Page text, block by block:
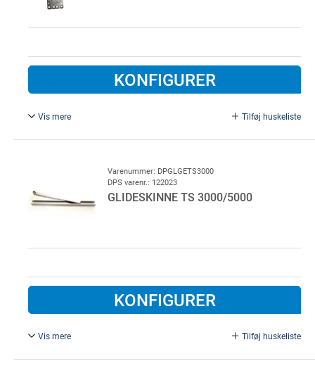
KONFIGURER
Vis mere Tilføj huskeliste
Varenummer: DPGLGETS3000
DPS varenr.: 122023
GLIDESKINNE TS 3000/5000
KONFIGURER
Vis mere Tilføj huskeliste
Glideskinne GEZE TS 5000 for TS 3000 og TS 5000